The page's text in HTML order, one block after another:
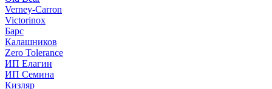
Verney-Carron
Victorinox
Барс
Калашников
Zero Tolerance
ИП Елагин
ИП Семина
Кизляр